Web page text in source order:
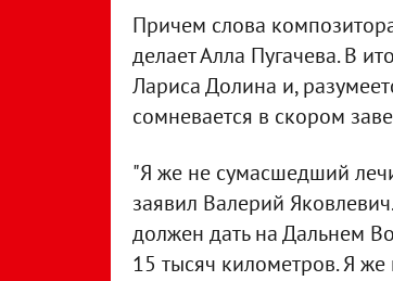
Причем слова
делает Алла Пугачева. В
Лариса Долина и,
сомневается в скором
"Я же не сумасшедший
заявил Валерий
должен дать на Дальнем
15 тысяч километров. Я